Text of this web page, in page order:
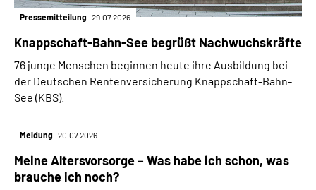
Pressemitteilung 29.07.2026
Knappschaft-Bahn-See begrüßt Nachwuchskräfte
76 junge Menschen beginnen heute ihre Ausbildung bei
der Deutschen Rentenversicherung Knappschaft-Bahn-
See (KBS).
Meldung 20.07.2026
Meine Altersvorsorge – Was habe ich schon, was
brauche ich noch?